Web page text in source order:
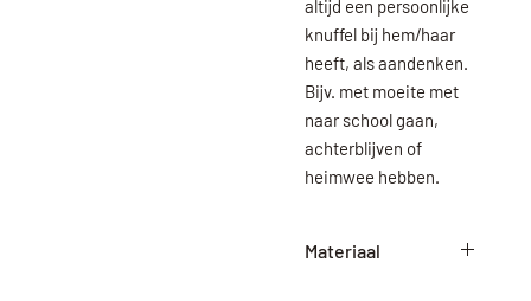
altijd een persoonlijke
knuffel bij hem/haar
heeft, als aandenken.
Bijv. met moeite met
naar school gaan,
achterblijven of
heimwee hebben.
Materiaal